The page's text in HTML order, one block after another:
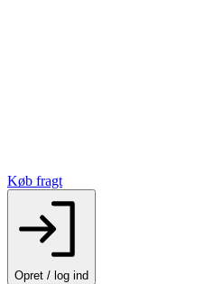
Køb fragt
Opret / log ind